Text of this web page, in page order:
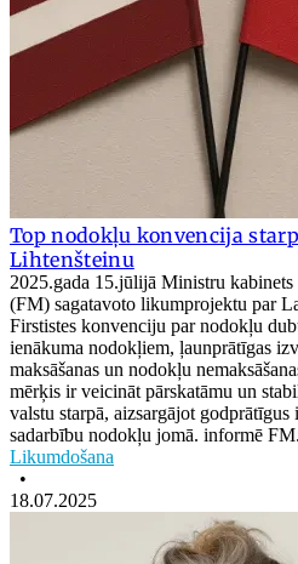
Top nodokļu konvencija
Lihtenšteinu
2025.gada 15.jūlijā Ministru
(FM) sagatavoto likumprojektu par
Firstistes konvenciju par nodokļu
ienākuma nodokļiem, ļaunprātīgas
maksāšanas un nodokļu
mērķis ir veicināt pārskatāmu un
valstu starpā, aizsargājot
sadarbību nodokļu jomā. informē FM.
Likumdošana
•
18.07.2025